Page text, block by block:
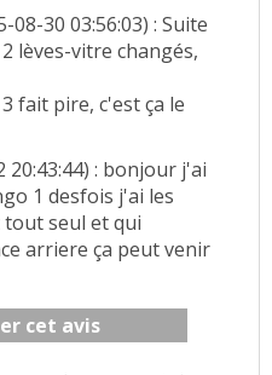
08-30 03:56:03) : Suite
lèves-vitre changés,
fait pire, c'est ça le
20:43:44) : bonjour j'ai
1 desfois j'ai les
seul et qui
arriere ça peut venir
cet avis